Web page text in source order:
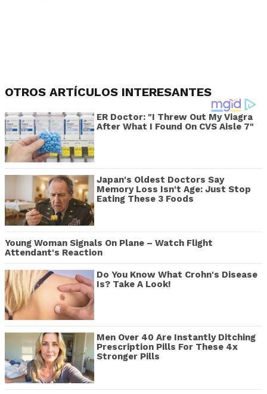
OTROS ARTÍCULOS INTERESANTES
ER Doctor: "I Threw Out My Viagra
After What I Found On CVS Aisle 7"
Japan's Oldest Doctors Say
Memory Loss Isn't Age: Just Stop
Eating These 3 Foods
Young Woman Signals On Plane – Watch Flight
Attendant's Reaction
Do You Know What Crohn's Disease
Is? Take A Look!
Men Over 40 Are Instantly Ditching
Prescription Pills For These 4x
Stronger Pills